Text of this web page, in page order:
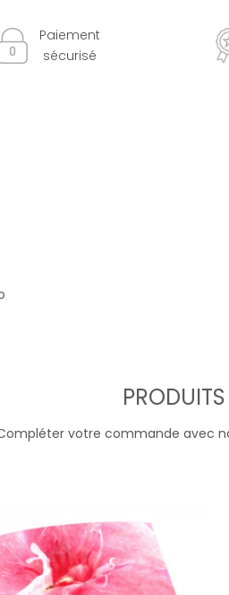
Paiement
sécurisé
votre commande avec